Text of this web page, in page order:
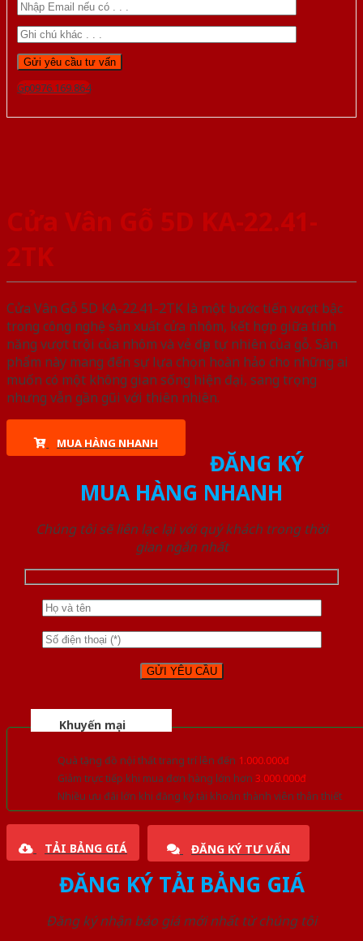
Gọi 0976.169.864
Cửa Vân Gỗ 5D KA-22.41-
2TK
Cửa Vân Gỗ 5D KA-22.41-2TK là một bước tiến vượt bậc
trong công nghệ sản xuất cửa nhôm, kết hợp giữa tính
năng vượt trội của nhôm và vẻ đẹp tự nhiên của gỗ. Sản
phẩm này mang đến sự lựa chọn hoàn hảo cho những ai
muốn có một không gian sống hiện đại, sang trọng
nhưng vẫn gần gũi với thiên nhiên.
MUA HÀNG NHANH
ĐĂNG KÝ
MUA HÀNG NHANH
Chúng tôi sẽ liên lạc lại với quý khách trong thời
gian ngắn nhất
Khuyến mại
Quà tặng đồ nội thất trang trí lên đến 1.000.000đ
Giảm trực tiếp khi mua đơn hàng lớn hơn 3.000.000đ
Nhiều ưu đãi lớn khi đăng ký tài khoản thành viên thân thiết
TẢI BẢNG GIÁ ĐĂNG KÝ TƯ VẤN
ĐĂNG KÝ TẢI BẢNG GIÁ
Đăng ký nhận báo giá mới nhất từ chúng tôi